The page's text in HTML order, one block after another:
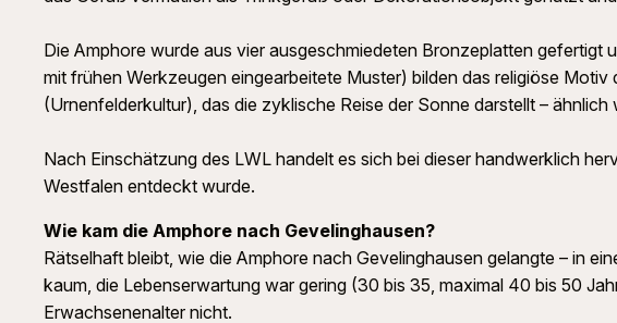
Die Amphore wurde aus vier ausgeschmiedeten Bronzeplatten gefertigt
mit frühen Werkzeugen eingearbeitete Muster) bilden das religiöse
(Urnenfelderkultur), das die zyklische Reise der Sonne darstellt –
Nach Einschätzung des LWL handelt es sich bei dieser handwerklich
Westfalen entdeckt wurde.
Wie kam die Amphore nach Gevelinghausen?
Rätselhaft bleibt, wie die Amphore nach Gevelinghausen gelangte – in
kaum, die Lebenserwartung war gering (30 bis 35, maximal 40 bis 50
Erwachsenenalter nicht.